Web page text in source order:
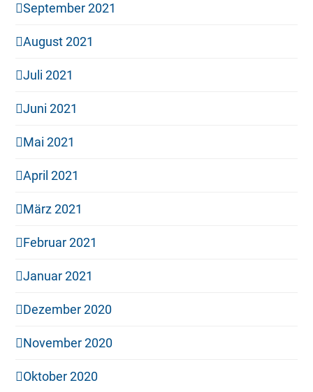
September 2021
August 2021
Juli 2021
Juni 2021
Mai 2021
April 2021
März 2021
Februar 2021
Januar 2021
Dezember 2020
November 2020
Oktober 2020